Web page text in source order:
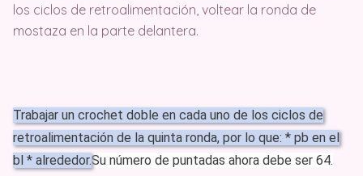
los ciclos de retroalimentación, voltear la ronda de
mostaza en la parte delantera.
Trabajar un crochet doble en cada uno de los ciclos de
retroalimentación de la quinta ronda, por lo que: * pb en el
bl * alrededor.Su número de puntadas ahora debe ser 64.